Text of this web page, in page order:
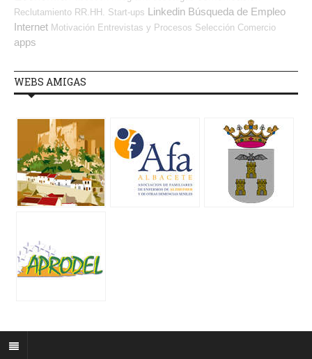
Reclutamiento RR.HH. Start-ups Linkedin Búsqueda de Empleo
Internet Motivación Entrevistas y Procesos Selección Comercio
apps
WEBS AMIGAS